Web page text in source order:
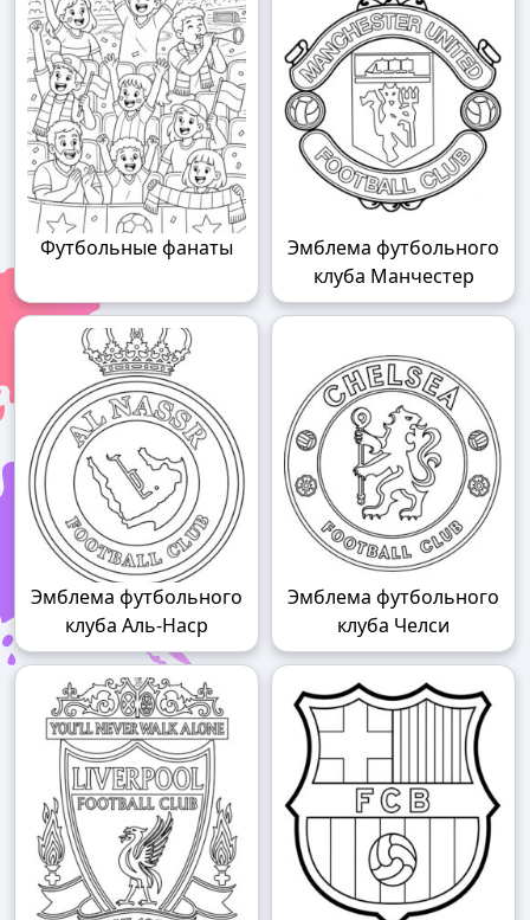
Футбольные фанаты
Эмблема футбольного
клуба Манчестер
Эмблема футбольного
клуба Аль-Наср
Эмблема футбольного
клуба Челси